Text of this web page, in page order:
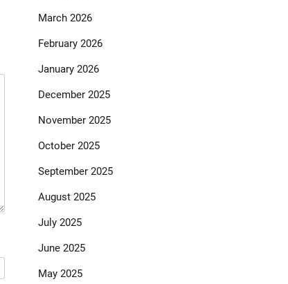
March 2026
February 2026
January 2026
December 2025
November 2025
October 2025
September 2025
August 2025
July 2025
June 2025
May 2025